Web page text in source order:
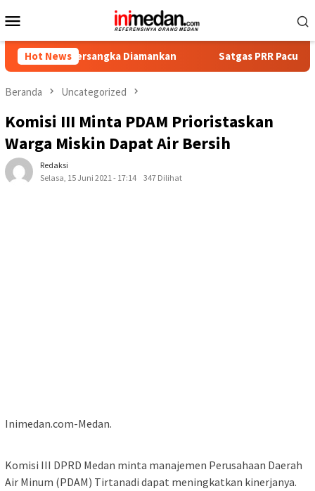
ke
Mobile
Hot News
Tersangka Diamankan Satgas PRR Pacu Realisasi
Beranda Uncategorized
Komisi III Minta PDAM Prioristaskan
Warga Miskin Dapat Air Bersih
Redaksi
Selasa, 15 Juni 2021 - 17:14
347 Dilihat
Inimedan.com-Medan.
Komisi III DPRD Medan minta manajemen Perusahaan Daerah
Air Minum (PDAM) Tirtanadi dapat meningkatkan kinerjanya.